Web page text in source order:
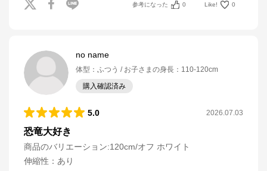
参考になった 0 Like! 0
no name
体型 ： ふつう お子さまの身長 ： 110-120cm
購入確認済み
5.0 2026.07.03
恐竜大好き
商品のバリエーション:120cm/オフ ホワイト
伸縮性 ： あり